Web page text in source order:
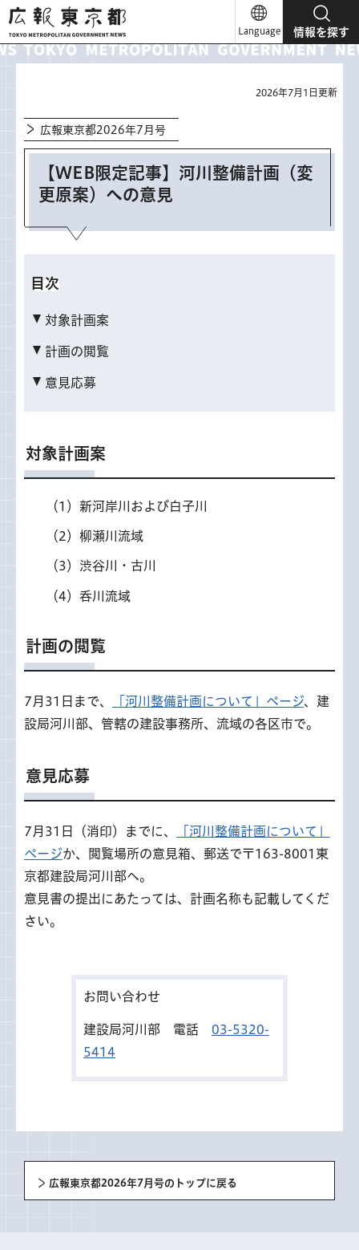
広報東京都
Language 情報を探す
2026年7月1日更新
広報東京都2026年7月号
【WEB限定記事】河川整備計画（変
更原案）への意見
目次
対象計画案
計画の閲覧
意見応募
対象計画案
（1）新河岸川および白子川
（2）柳瀬川流域
（3）渋谷川・古川
（4）呑川流域
計画の閲覧
7月31日まで、 「河川整備計画について」ページ、建
設局河川部、管轄の建設事務所、流域の各区市で。
意見応募
7月31日（消印）までに、
「河川整備計画について」
ページか、閲覧場所の意見箱、郵送で〒163-8001東
京都建設局河川部へ。
意見書の提出にあたっては、計画名称も記載してくだ
さい。
お問い合わせ
建設局河川部 電話 03-5320-
5414
広報東京都2026年7月号のトップに戻る